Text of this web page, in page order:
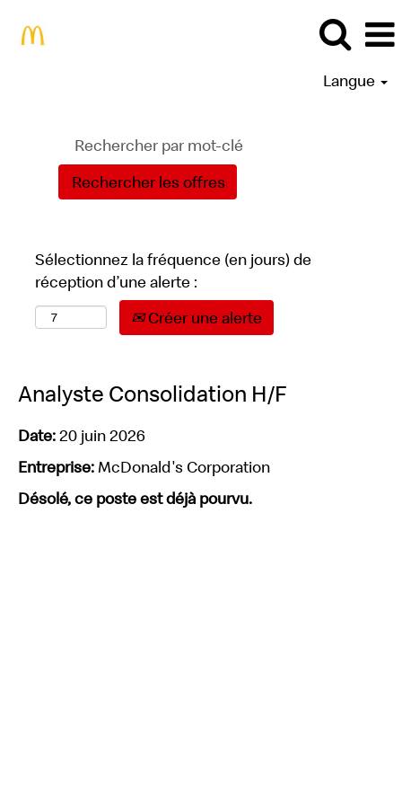
Langue
Sélectionnez la fréquence (en jours) de
réception d’une alerte :
Créer une alerte
Analyste Consolidation H/F
Date:20 juin 2026
Entreprise:McDonald's Corporation
Désolé, ce poste est déjà pourvu.